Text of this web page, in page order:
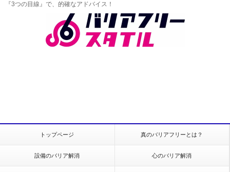
『3つの目線』で、的確なアドバイス！
トップページ 真のバリアフリーとは？
設備のバリア解消 心のバリア解消